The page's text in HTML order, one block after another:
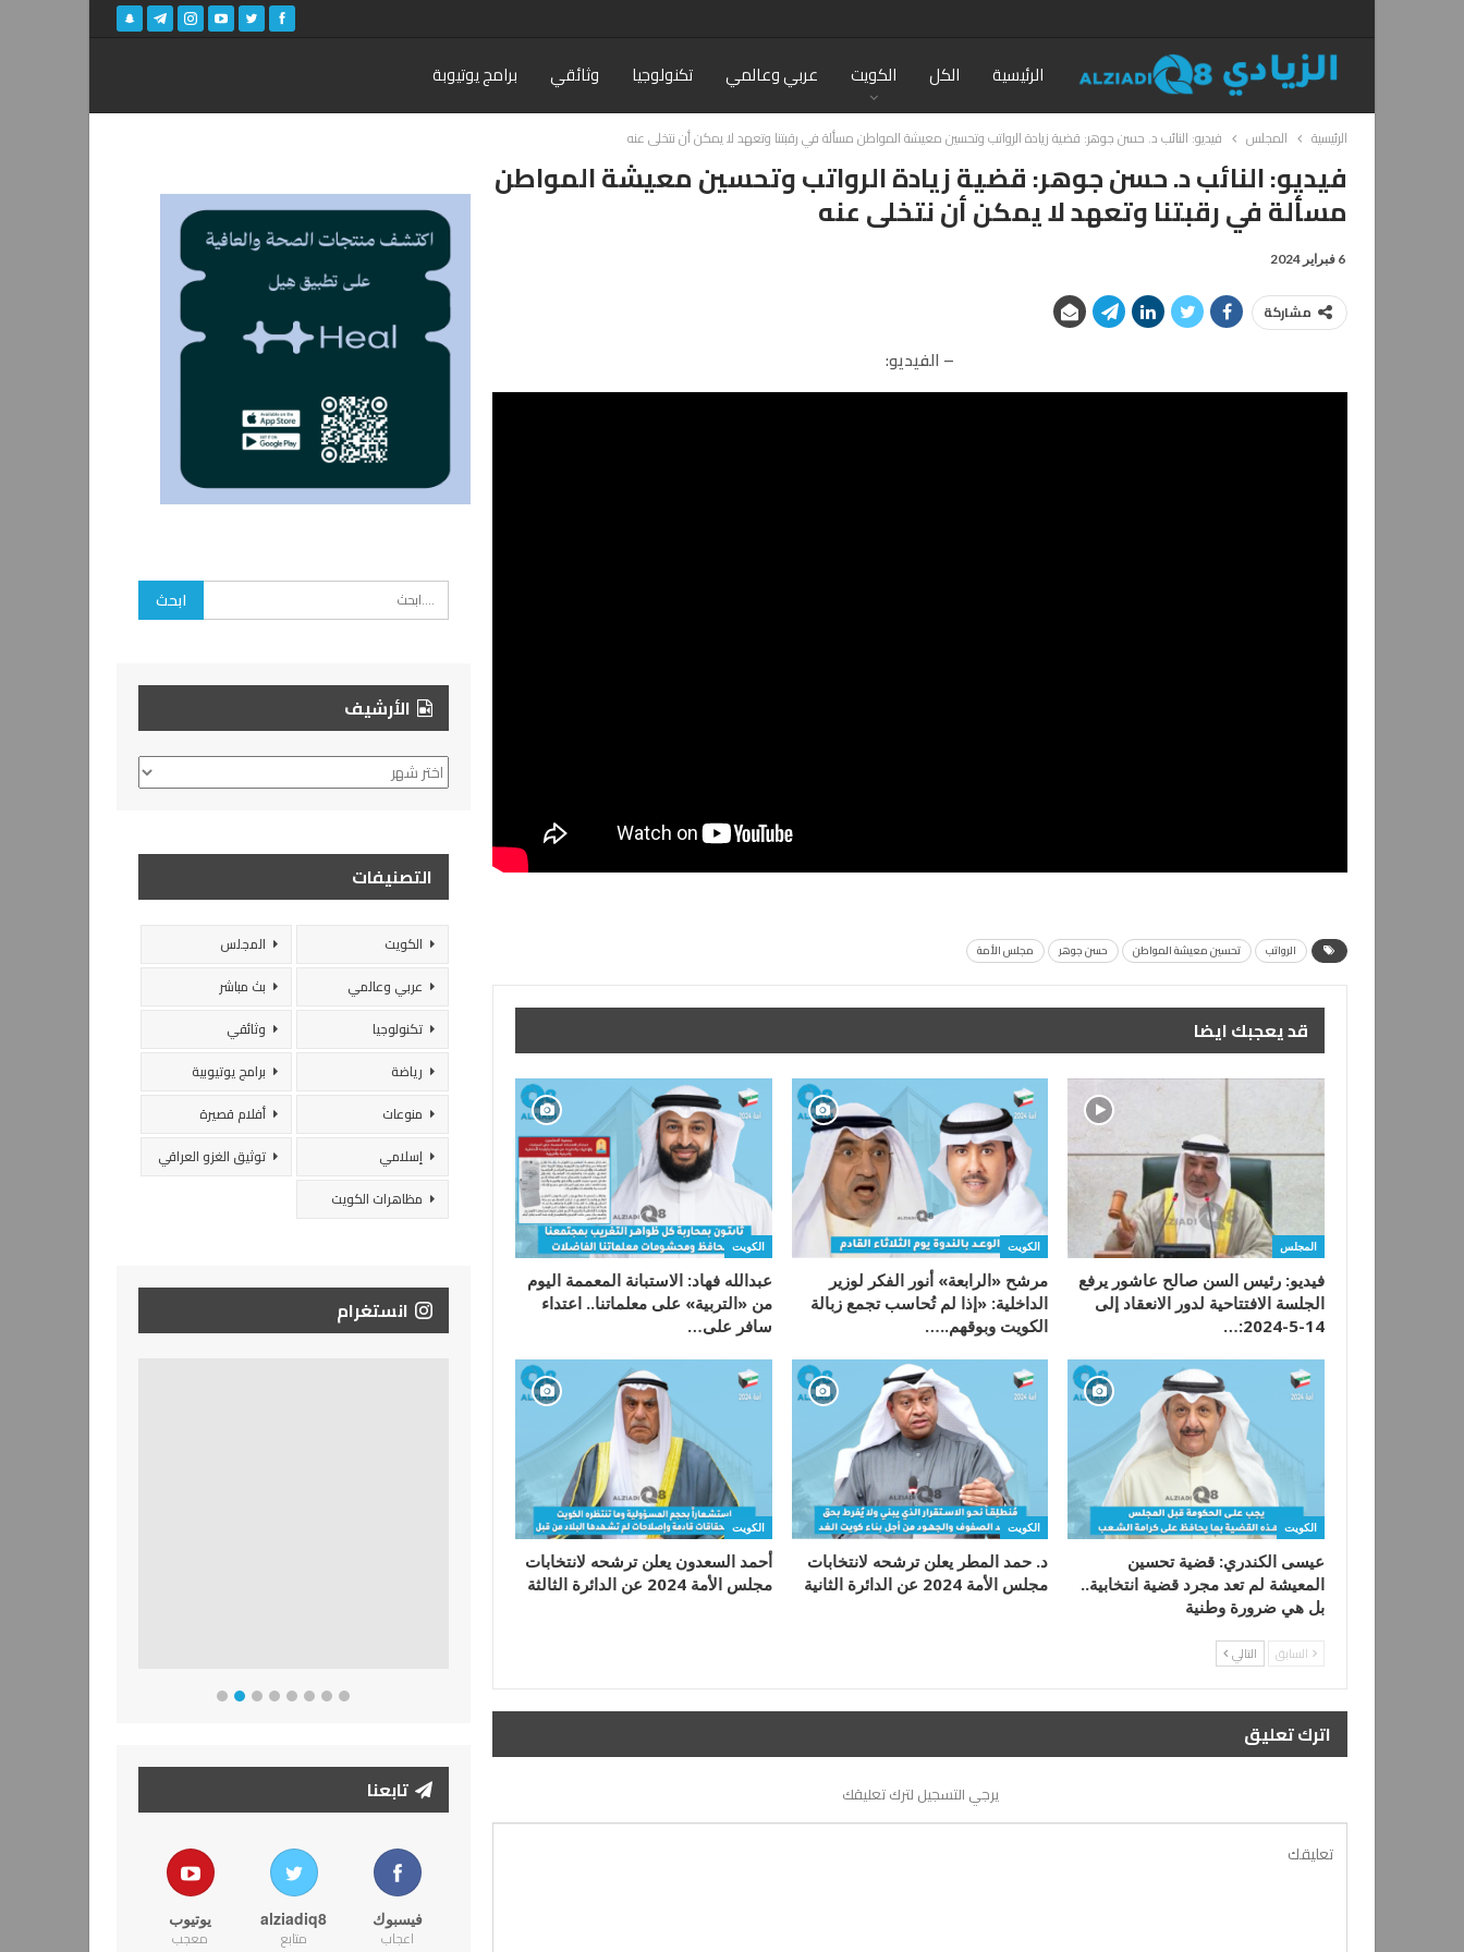
الرئيسية الكل الكويت عربي وعالمي تكنولوجيا وثائقي برامج يوتيوبة
الرئيسية المجلس فيديو: النائب د. حسن جوهر: قضية زيادة الرواتب وتحسين معيشة المواطن مسألة في رقبتنا وتعهد لا يمكن أن نتخلى عنه
فيديو: النائب د. حسن جوهر: قضية زيادة الرواتب وتحسين معيشة المواطن
مسألة في رقبتنا وتعهد لا يمكن أن نتخلى عنه
6 فبراير 2024
مشاركة
– الفيديو:
الرواتب تحسين معيشة المواطن حسن جوهر مجلس الأمة
قد يعجبك ايضا
المجلس
فيديو: رئيس السن صالح عاشور يرفع
الجلسة الافتتاحية لدور الانعقاد إلى
14-5-2024:…
الكويت
مرشح «الرابعة» أنور الفكر لوزير
الداخلية: «إذا لم تُحاسب تجمع زبالة
الكويت وبوقهم..…
الكويت
عبدالله فهاد: الاستبانة المعممة اليوم
من «التربية» على معلماتنا.. اعتداء
سافر على…
الكويت
عيسى الكندري: قضية تحسين
المعيشة لم تعد مجرد قضية انتخابية..
بل هي ضرورة وطنية
الكويت
د. حمد المطر يعلن ترشحه لانتخابات
مجلس الأمة 2024 عن الدائرة الثانية
الكويت
أحمد السعدون يعلن ترشحه لانتخابات
مجلس الأمة 2024 عن الدائرة الثالثة
السابق التالي
اترك تعليق
يرجي التسجيل لترك تعليقك
الأرشيف
الأرشيف
التصنيفات
الكويت
المجلس
عربي وعالمي
بث مباشر
تكنولوجيا
وثائقي
رياضة
برامج يوتيوبية
منوعات
أفلام قصيرة
إسلامي
توثيق الغزو العراقي
مظاهرات الكويت
انستغرام
تابعنا
فيسبوك
اعجاب
alziadiq8
متابع
يوتيوب
معجب